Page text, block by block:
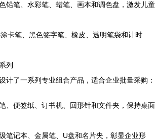
铅笔、水彩笔、蜡笔、画本和调色盘，激发儿童
卡笔、黑色签字笔、橡皮、透明笔袋和计时
列
计了一系列专业组合产品，适合企业批量采购：
、便签纸、订书机、回形针和文件夹，保持桌面
笔记本、金属笔、U盘和名片夹，彰显企业形